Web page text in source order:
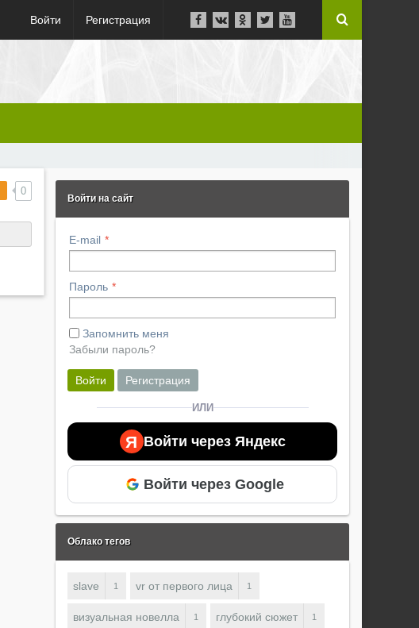
Войти Регистрация
0
Войти на сайт
E-mail
Пароль
Запомнить меня
Забыли пароль?
Войти Регистрация
ИЛИ
Я Войти через Яндекс
Войти через Google
Облако тегов
slave 1 vr от первого лица 1
визуальная новелла 1 глубокий сюжет 1